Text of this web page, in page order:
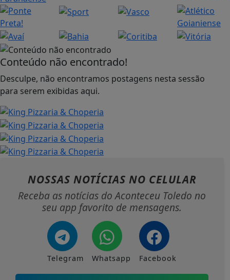
Conteúdo não encontrado!
Desculpe, não encontramos postagens nesta sessão
para serem exibidas aqui.
NOSSAS NOTÍCIAS NO CELULAR
Receba as notícias do Aconteceu Toledo no
seu app favorito de mensagens.
Telegram Whatsapp Facebook